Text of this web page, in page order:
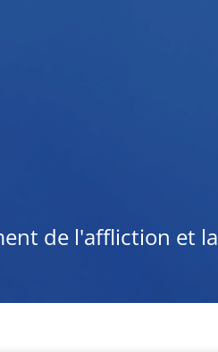
de l'affliction et la